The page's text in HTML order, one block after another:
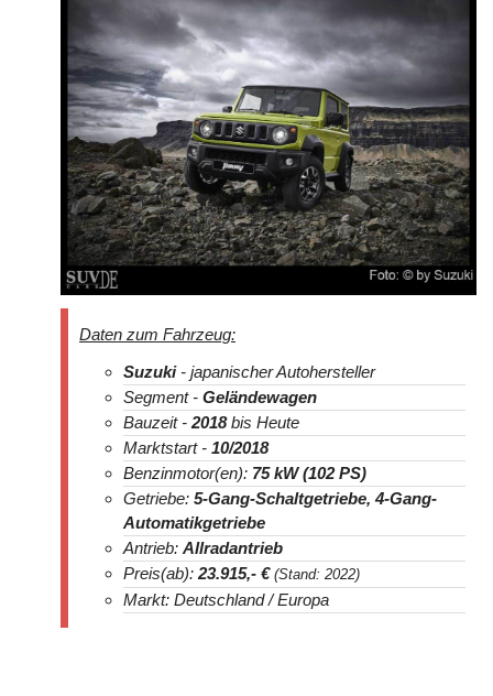
Daten zum Fahrzeug:
Suzuki- japanischer Autohersteller
Segment - Geländewagen
Bauzeit - 2018bis Heute
Marktstart - 10/2018
Benzinmotor(en): 75 kW (102 PS)
Getriebe: 5-Gang-Schaltgetriebe, 4-Gang-
Automatikgetriebe
Antrieb: Allradantrieb
Preis(ab): 23.915,- € (Stand: 2022)
Markt: Deutschland / Europa